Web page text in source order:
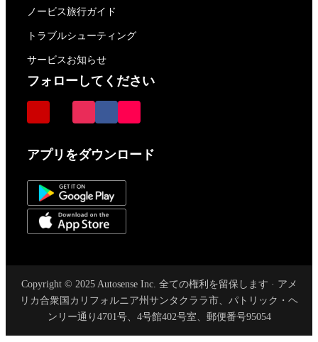
ノービス旅行ガイド
トラブルシューティング
サービスお知らせ
フォローしてください
アプリをダウンロード
Copyright © 2025 Autosense Inc. 全ての権利を留保します · アメ
リカ合衆国カリフォルニア州サンタクララ市、パトリック・ヘ
ンリー通り4701号、4号館402号室、郵便番号95054